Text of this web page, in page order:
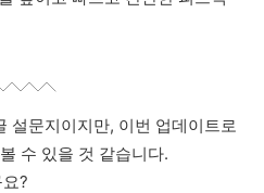
설문지이지만, 이번 업데이트로
수 있을 것 같습니다.
?